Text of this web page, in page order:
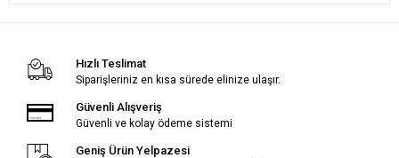
Hızlı Teslimat
Siparişleriniz en kısa sürede elinize ulaşır.
Güvenli Alışveriş
Güvenli ve kolay ödeme sistemi
Geniş Ürün Yelpazesi